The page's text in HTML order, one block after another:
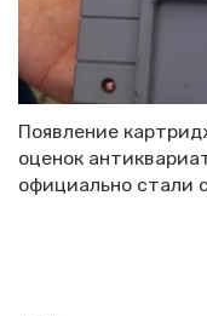
Появление
оценок
официально стали